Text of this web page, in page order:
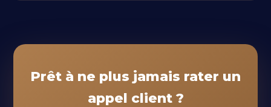
Prêt à ne plus jamais rater un
appel client ?